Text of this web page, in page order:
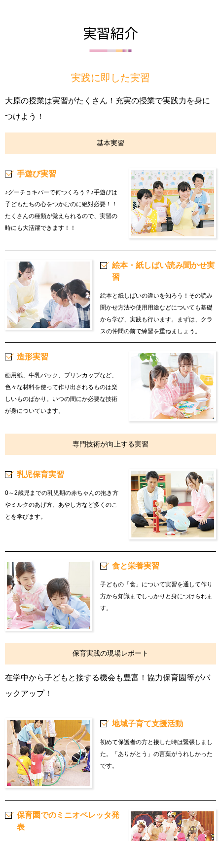
実習紹介
実践に即した実習
大原の授業は実習がたくさん！充実の授業で実践力を身に
つけよう！
基本実習
手遊び実習
♪グーチョキパーで何つくろう？♪手遊びは
子どもたちの心をつかむのに絶対必要！！
たくさんの種類が覚えられるので、実習の
時にも大活躍できます！！
絵本・紙しばい読み聞かせ実
習
絵本と紙しばいの違いを知ろう！その読み
聞かせ方法や使用用途などについても基礎
から学び、実践も行います。まずは、クラ
スの仲間の前で練習を重ねましょう。
造形実習
画用紙、牛乳パック、プリンカップなど、
色々な材料を使って作り出されるものは楽
しいものばかり。いつの間にか必要な技術
が身についています。
専門技術が向上する実習
乳児保育実習
0～2歳児までの乳児期の赤ちゃんの抱き方
やミルクのあげ方、あやし方など多くのこ
とを学びます。
食と栄養実習
子どもの「食」について実習を通して作り
方から知識までしっかりと身につけられま
す。
保育実践の現場レポート
在学中から子どもと接する機会も豊富！協力保育園等がバ
ックアップ！
地域子育て支援活動
初めて保護者の方と接した時は緊張しまし
た。「ありがとう」の言葉がうれしかった
です。
保育園でのミニオペレッタ発
表